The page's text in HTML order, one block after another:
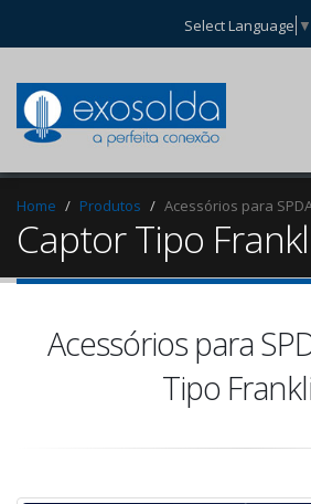
Select Language ▼
Home Produtos Acessórios para
Captor Tipo
Acessórios para
Tipo